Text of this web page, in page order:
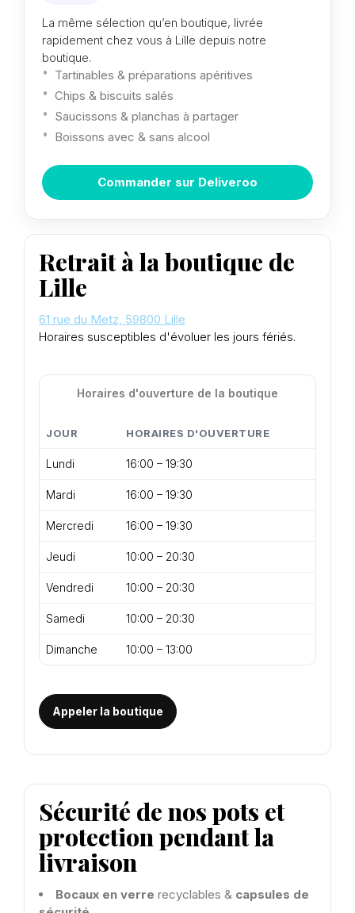
La même sélection qu’en boutique, livrée
rapidement chez vous à Lille depuis notre
boutique.
Tartinables & préparations apéritives
Chips & biscuits salés
Saucissons & planchas à partager
Boissons avec & sans alcool
Commander sur Deliveroo
Retrait à la boutique de
Lille
61 rue du Metz, 59800 Lille
Horaires susceptibles d'évoluer les jours fériés.
Horaires d'ouverture de la boutique
JOUR HORAIRES D'OUVERTURE
Lundi 16:00 – 19:30
Mardi 16:00 – 19:30
Mercredi 16:00 – 19:30
Jeudi 10:00 – 20:30
Vendredi 10:00 – 20:30
Samedi 10:00 – 20:30
Dimanche 10:00 – 13:00
Appeler la boutique
Sécurité de nos pots et
protection pendant la
livraison
Bocaux en verre recyclables & capsules de